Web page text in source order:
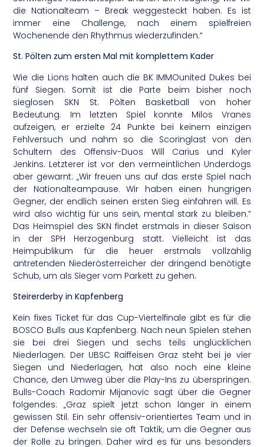
die Nationalteam – Break weggesteckt haben. Es ist
immer eine Challenge, nach einem spielfreien
Wochenende den Rhythmus wiederzufinden.“
St. Pölten zum ersten Mal mit komplettem Kader
Wie die Lions halten auch die BK IMMOunited Dukes bei
fünf Siegen. Somit ist die Parte beim bisher noch
sieglosen SKN St. Pölten Basketball von hoher
Bedeutung. Im letzten Spiel konnte Milos Vranes
aufzeigen, er erzielte 24 Punkte bei keinem einzigen
Fehlversuch und nahm so die Scoringlast von den
Schultern des Offensiv-Duos Will Carius und Kyler
Jenkins. Letzterer ist vor den vermeintlichen Underdogs
aber gewarnt: „Wir freuen uns auf das erste Spiel nach
der Nationalteampause. Wir haben einen hungrigen
Gegner, der endlich seinen ersten Sieg einfahren will. Es
wird also wichtig für uns sein, mental stark zu bleiben.“
Das Heimspiel des SKN findet erstmals in dieser Saison
in der SPH Herzogenburg statt. Vielleicht ist das
Heimpublikum für die heuer erstmals vollzählig
antretenden Niederösterreicher der dringend benötigte
Schub, um als Sieger vom Parkett zu gehen.
Steirerderby in Kapfenberg
Kein fixes Ticket für das Cup-Viertelfinale gibt es für die
BOSCO Bulls aus Kapfenberg. Nach neun Spielen stehen
sie bei drei Siegen und sechs teils unglücklichen
Niederlagen. Der UBSC Raiffeisen Graz steht bei je vier
Siegen und Niederlagen, hat also noch eine kleine
Chance, den Umweg über die Play-Ins zu überspringen.
Bulls-Coach Radomir Mijanovic sagt über die Gegner
folgendes: „Graz spielt jetzt schon länger in einem
gewissen Stil. Ein sehr offensiv-orientiertes Team und in
der Defense wechseln sie oft Taktik, um die Gegner aus
der Rolle zu bringen. Daher wird es für uns besonders